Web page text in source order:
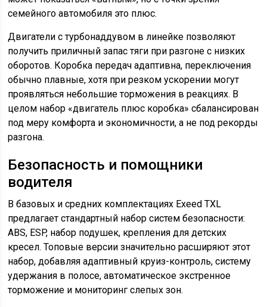
семейного автомобиля это плюс.
Двигатели с турбонаддувом в линейке позволяют
получить приличный запас тяги при разгоне с низких
оборотов. Коробка передач адаптивна, переключения
обычно плавные, хотя при резком ускорении могут
проявляться небольшие торможения в реакциях. В
целом набор «двигатель плюс коробка» сбалансирован
под меру комфорта и экономичности, а не под рекорды
разгона.
Безопасность и помощники
водителя
В базовых и средних комплектациях Exeed TXL
предлагает стандартный набор систем безопасности:
ABS, ESP, набор подушек, крепления для детских
кресел. Топовые версии значительно расширяют этот
набор, добавляя адаптивный круиз-контроль, систему
удержания в полосе, автоматическое экстренное
торможение и мониторинг слепых зон.